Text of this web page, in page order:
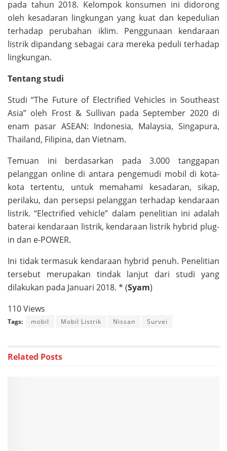
pada tahun 2018. Kelompok konsumen ini didorong
oleh kesadaran lingkungan yang kuat dan kepedulian
terhadap perubahan iklim. Penggunaan kendaraan
listrik dipandang sebagai cara mereka peduli terhadap
lingkungan.
Tentang studi
Studi “The Future of Electrified Vehicles in Southeast
Asia” oleh Frost & Sullivan pada September 2020 di
enam pasar ASEAN: Indonesia, Malaysia, Singapura,
Thailand, Filipina, dan Vietnam.
Temuan ini berdasarkan pada 3.000 tanggapan
pelanggan online di antara pengemudi mobil di kota-
kota tertentu, untuk memahami kesadaran, sikap,
perilaku, dan persepsi pelanggan terhadap kendaraan
listrik. “Electrified vehicle” dalam penelitian ini adalah
baterai kendaraan listrik, kendaraan listrik hybrid plug-
in dan e-POWER.
Ini tidak termasuk kendaraan hybrid penuh. Penelitian
tersebut merupakan tindak lanjut dari studi yang
dilakukan pada Januari 2018. * (Syam)
110 Views
Tags: mobil Mobil Listrik Nissan Survei
Related Posts